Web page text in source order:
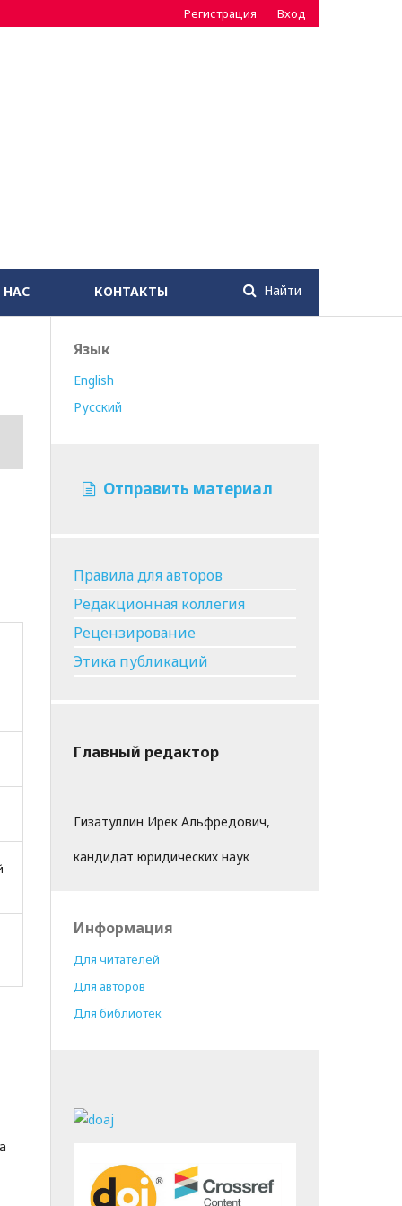
КОНТАКТЫ Найти
Регистрация Вход
Язык
English
Русский
Отправить материал
Правила для авторов
Редакционная коллегия
Рецензирование
Этика публикаций
Главный редактор
Гизатуллин Ирек Альфредович,
кандидат юридических наук
Информация
Для читателей
Для авторов
Для библиотек